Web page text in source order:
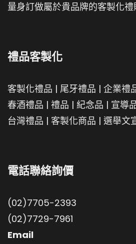
量身訂做屬於貴品牌的客製化禮
禮品客製化
客製化禮品 | 尾牙禮品 | 企業禮
春酒禮品 | 禮品 | 紀念品 | 宣導
台灣禮品 | 客製化商品 | 選舉文
電話聯絡詢價
(02)7705-2393
(02)7729-7961
Email